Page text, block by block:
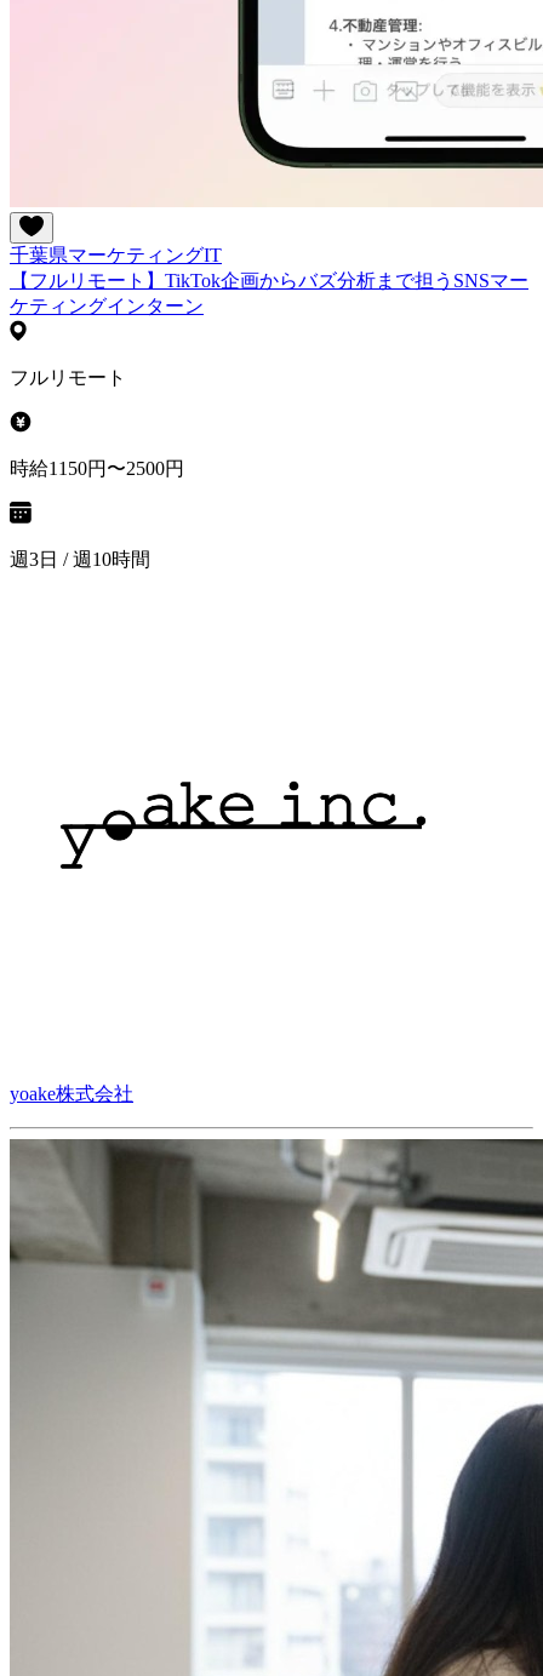
千葉県マーケティングIT
【フルリモート】TikTok企画からバズ分析まで担うSNSマー
ケティングインターン
フルリモート
時給1150円〜2500円
週3日 / 週10時間
yoake株式会社